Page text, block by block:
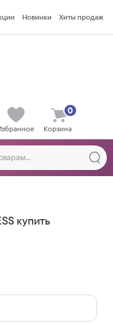
Новинки Хиты продаж
Корзина
0
купить